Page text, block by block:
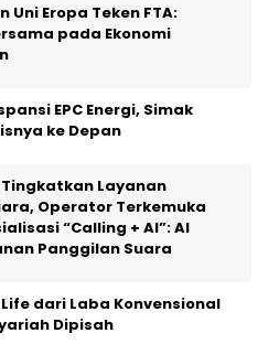
Uni Eropa Teken FTA:
pada Ekonomi
EPC Energi, Simak
ke Depan
Layanan
Operator Terkemuka
“Calling + AI”: AI
Panggilan Suara
Life dari Laba Konvensional
Dipisah